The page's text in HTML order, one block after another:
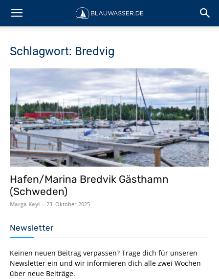
Schlagwort: Bredvig
Hafen/Marina Bredvik Gästhamn
(Schweden)
Marga Keyl - 23. Oktober 2025
Newsletter
Keinen neuen Beitrag verpassen? Trage dich für unseren
Newsletter ein und wir informieren dich alle zwei Wochen
über neue Beiträge.